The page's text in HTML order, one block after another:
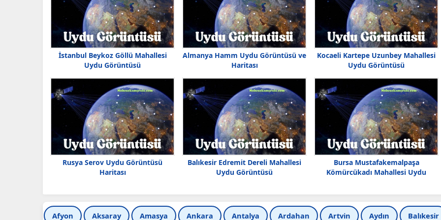
İstanbul Beykoz Göllü Mahallesi
Uydu Görüntüsü
Almanya Hamm Uydu Görüntüsü ve
Haritası
Kocaeli Kartepe Uzunbey Mahallesi
Uydu Görüntüsü
Rusya Serov Uydu Görüntüsü
Haritası
Balıkesir Edremit Dereli Mahallesi
Uydu Görüntüsü
Bursa Mustafakemalpaşa
Kömürcükadı Mahallesi Uydu
Afyon Aksaray Amasya Ankara Antalya Ardahan Artvin Aydın Balıkesir